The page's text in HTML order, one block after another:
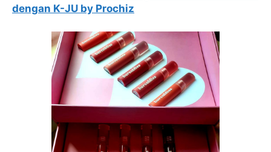
dengan K-JU by Prochiz